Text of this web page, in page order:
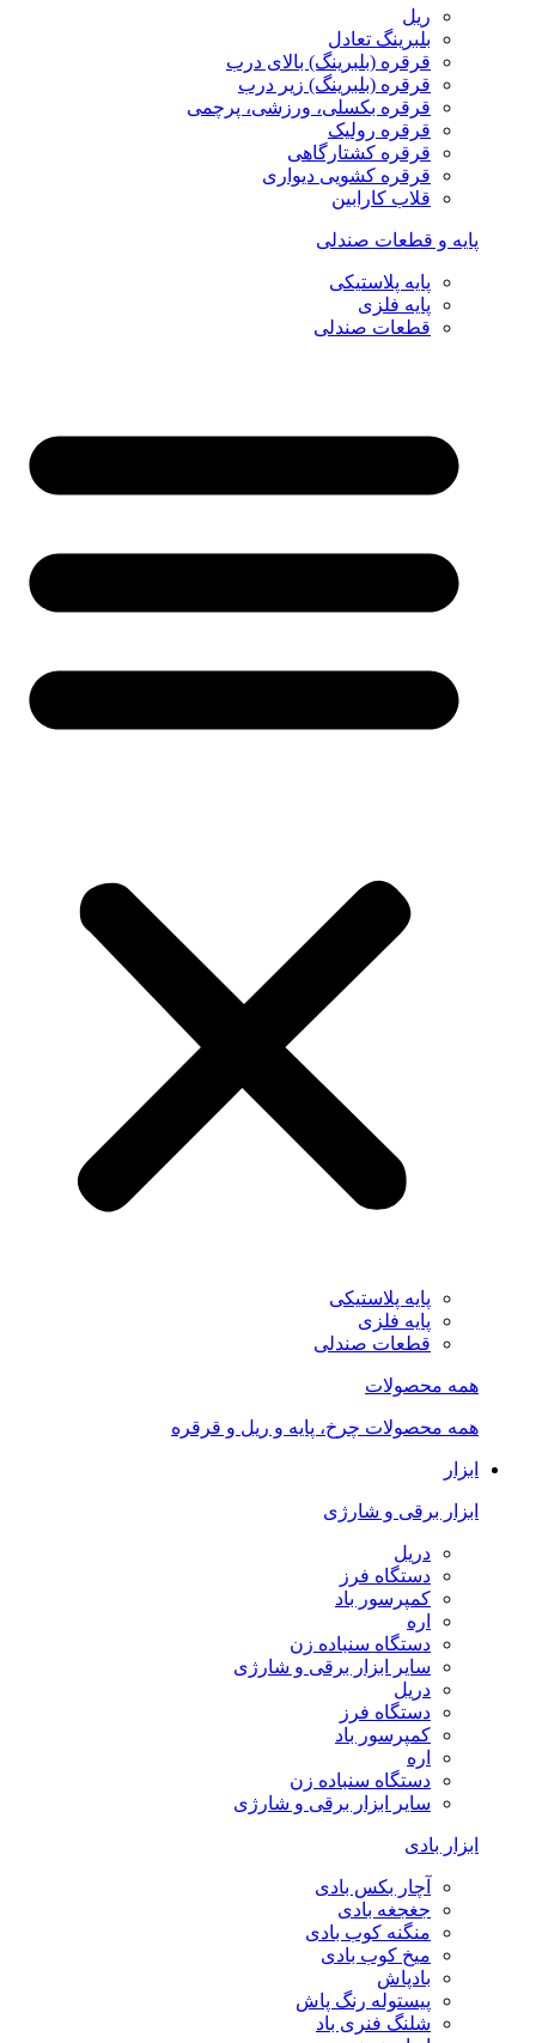
ریل
بلبرینگ تعادل
قرقره (بلبرینگ) بالای درب
قرقره (بلبرینگ) زیر درب
قرقره بکسلی، ورزشی، پرچمی
قرقره رولیک
قرقره کشتارگاهی
قرقره کشویی دیواری
قلاب کارابین
پایه و قطعات صندلی
پایه پلاستیکی
پایه فلزی
قطعات صندلی
پایه پلاستیکی
پایه فلزی
قطعات صندلی
همه محصولات
همه محصولات چرخ، پایه و ریل و قرقره
ابزار
ابزار برقی و شارژی
دریل
دستگاه فرز
کمپرسور باد
اره
دستگاه سنباده زن
سایر ابزار برقی و شارژی
دریل
دستگاه فرز
کمپرسور باد
اره
دستگاه سنباده زن
سایر ابزار برقی و شارژی
ابزار بادی
آچار بکس بادی
جغجغه بادی
منگنه کوب بادی
میخ کوب بادی
بادپاش
پیستوله رنگ پاش
شلنگ فنری باد